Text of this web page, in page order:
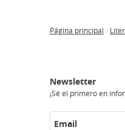
Página principal
Newsletter
¡Sé el primero en
Email
Experience
en
Japón
a
internet
japón